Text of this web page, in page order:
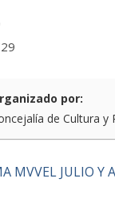
por:
de Cultura
MVVEL JULIO Y